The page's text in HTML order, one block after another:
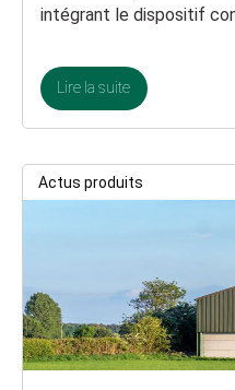
intégrant le dispositif
Lire la suite
Actus produits